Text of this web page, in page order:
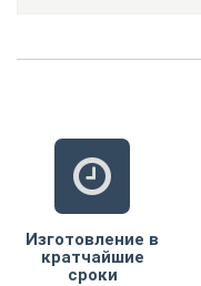
Изготовление в
кратчайшие
сроки